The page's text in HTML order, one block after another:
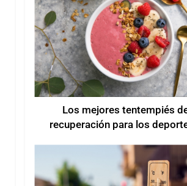
Los mejores tentempiés
recuperación para los